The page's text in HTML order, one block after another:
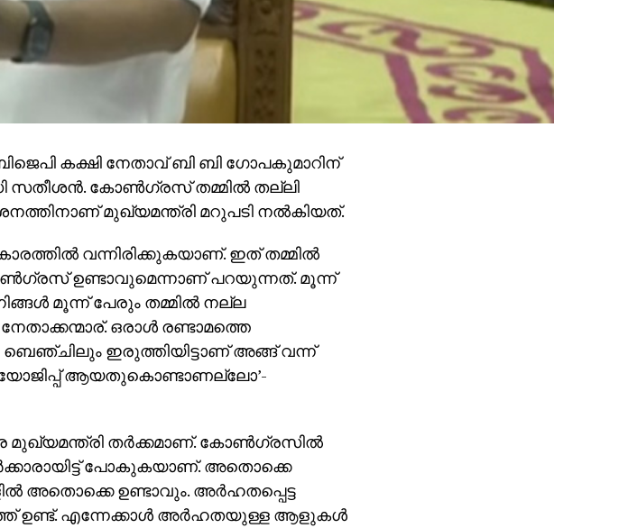
കക്ഷി നേതാവ് ബി ബി ഗോപകുമാറിന്
സതീശന്‍. കോണ്‍ഗ്രസ് തമ്മില്‍ തല്ലി
മുഖ്യമന്ത്രി മറുപടി നല്‍കിയത്.
വന്നിരിക്കുകയാണ്. ഇത് തമ്മില്‍
ഉണ്ടാവുമെന്നാണ് പറയുന്നത്. മൂന്ന്
മൂന്ന് പേരും തമ്മില്‍ നല്ല
ഒരാള്‍ രണ്ടാമത്തെ
ഇരുത്തിയിട്ടാണ് അങ്ങ് വന്ന്
യോജിപ്പ് ആയതുകൊണ്ടാണല്ലോ’-
മുഖ്യമന്ത്രി തര്‍ക്കമാണ്. കോണ്‍ഗ്രസില്‍
പോകുകയാണ്. അതൊക്കെ
അതൊക്കെ ഉണ്ടാവും. അര്‍ഹതപ്പെട്ട
ഉണ്ട്. എന്നേക്കാള്‍ അര്‍ഹതയുള്ള ആളുകള്‍